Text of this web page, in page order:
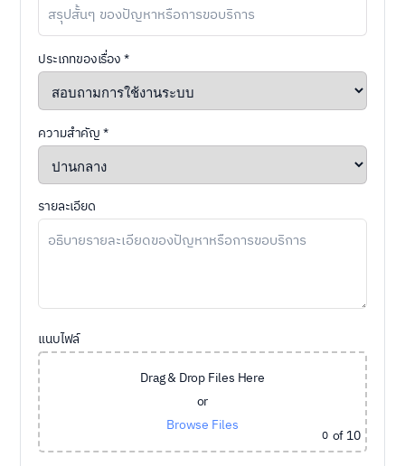
ประเภทของเรื่อง *
ความสำคัญ *
รายละเอียด
แนบไฟล์
Drag & Drop Files Here
or
Browse Files
0 of 10